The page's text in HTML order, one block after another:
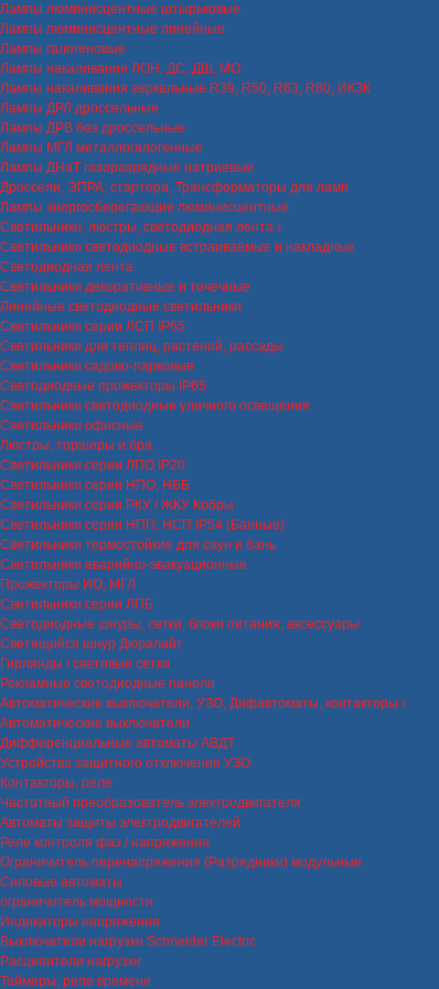
Лампы люминисцентные штырьковые
Лампы люминисцентные линейные
Лампы галогеновые
Лампы накаливания ЛОН, ДС, ДШ, МО
Лампы накаливания зеркальные R39, R50, R63, R80, ИКЗК
Лампы ДРЛ дроссельные
Лампы ДРВ без дроссельные
Лампы МГЛ металлогалогенные
Лампы ДНаТ газоразрядные натриевые
Дроссели, ЭПРА, стартера, Трансформаторы для ламп
Лампы энергосберегающие люминисцентные
Светильники, люстры, светодиодная лента
Светильники светодиодные встраиваемые и накладные
Светодиодная лента
Светильники декоративные и точечные
Линейные светодиодные светильники
Светильники серии ЛСП IP65
Светильники для теплиц, растений, рассады
Светильники садово-парковые
Светодиодные прожекторы IP65
Светильники светодиодные уличного освещения
Светильники офисные
Люстры, торшеры и бра
Светильники серии ЛПО IP20
Светильники серии НПО, НББ
Светильники серии РКУ / ЖКУ Кобры
Светильники серии НПП, НСП IP54 (Банные)
Светильники термостойкие для саун и бань
Светильники аварийно-эвакуационные
Прожекторы ИО, МГЛ
Светильники серии ЛПБ
Светодиодные шнуры, сетки, блоки питания, аксессуары
Светящийся шнур Дюралайт
Гирлянды / световые сетки
Рекламные светодиодные панели
Автоматические выключатели, УЗО, Дифавтоматы, контакторы
Автоматические выключатели
Дифференциальные автоматы АВДТ
Устройства защитного отключения УЗО
Контакторы, реле
Частотный преобразователь электродвигателя
Автоматы защиты электродвигателей
Реле контроля фаз / напряжения
Ограничитель перенапряжения (Разрядники) модульные
Силовые автоматы
ограничитель мощности
Индикаторы напряжения
Выключатели нагрузки Schneider Electric
Расцепители нагрузки
Таймеры, реле времени